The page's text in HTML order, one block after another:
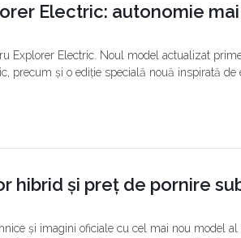
Electric: autonomie
Explorer Electric. Noul model actualizat
precum și o ediție specială nouă inspirată de
hibrid și preț de pornire
și imagini oficiale cu cel mai nou model al